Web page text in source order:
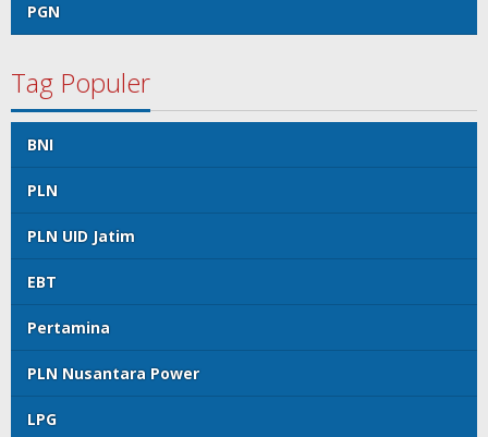
PGN
Tag Populer
BNI
PLN
PLN UID Jatim
EBT
Pertamina
PLN Nusantara Power
LPG